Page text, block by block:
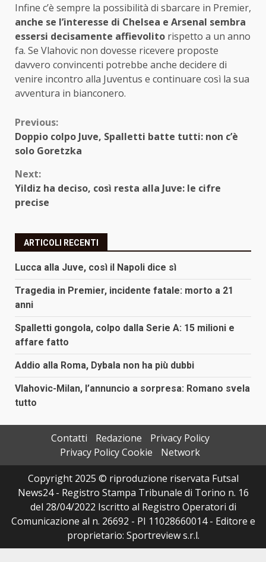
Infine c’è sempre la possibilità di sbarcare in Premier,
anche se l’interesse di Chelsea e Arsenal sembra
essersi decisamente affievolito rispetto a un anno
fa. Se Vlahovic non dovesse ricevere proposte
davvero convincenti potrebbe anche decidere di
venire incontro alla Juventus e continuare così la sua
avventura in bianconero.
Continue
Reading
Previous:
Doppio colpo Juve, Spalletti batte tutti: non c’è
solo Goretzka
Next:
Yildiz ha deciso, così resta alla Juve: le cifre
precise
ARTICOLI RECENTI
Lucca alla Juve, così il Napoli dice sì
Tragedia in Premier, incidente fatale: morto a 21
anni
Spalletti gongola, colpo dalla Serie A: 15 milioni e
affare fatto
Addio alla Roma, Dybala non ha più dubbi
Vlahovic-Milan, l’annuncio a sorpresa: Romano svela
tutto
Contatti Redazione
Privacy Policy
Privacy Policy Cookie
Network
Copyright 2025 © riproduzione riservata Futsal
News24 - Registro Stampa Tribunale di Torino n. 16
del 28/04/2022 Iscritto al Registro Operatori di
Comunicazione al n. 26692 - PI 11028660014 - Editore e
proprietario: Sportreview s.r.l.